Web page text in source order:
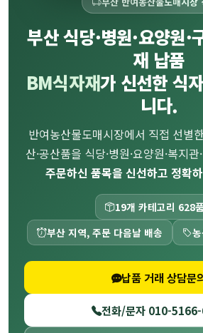
부산 식당·병원·요양원·
재 납품
BM식자재가 신선한 식
니다.
반여농산물도매시장에서 직접 선별
산·공산품을 식당·병원·요양원·복지
주문하신 품목을 신선하고 정확
19개 카테고리 628
부산 지역, 주문 다음날 배송
납품 거래 상담문
전화/문자 010-